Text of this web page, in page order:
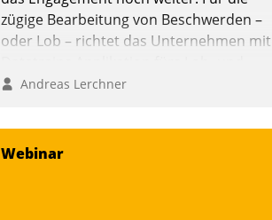
zügige Bearbeitung von Beschwerden –
oder Lob – richtet das Unternehmen mit
Beschwerde-Management einen eigenen
Andreas Lerchner
Webinar